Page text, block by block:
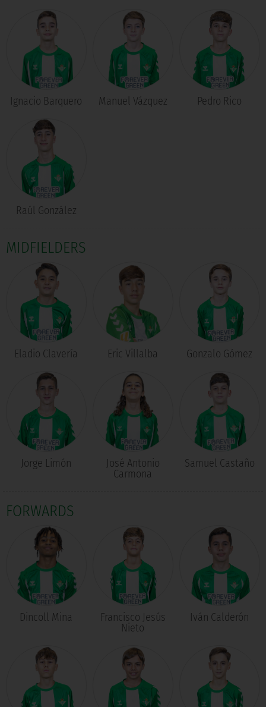
Ignacio Barquero Manuel Vázquez Pedro Rico
Raúl González
MIDFIELDERS
Eladio Clavería Eric Villalba Gonzalo Gómez
Jorge Limón
José Antonio
Carmona
Samuel Castaño
FORWARDS
Dincoll Mina
Francisco Jesús
Nieto
Iván Calderón